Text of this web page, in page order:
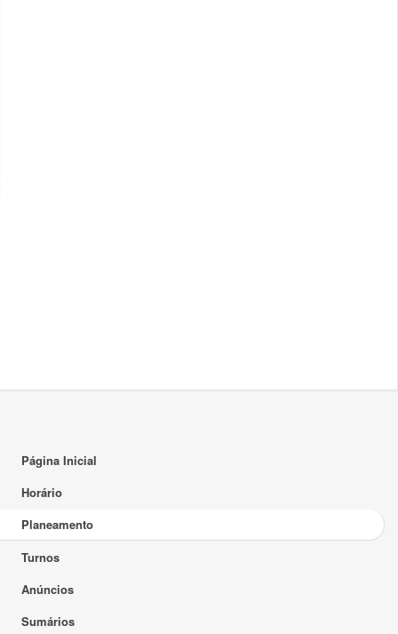
Página Inicial
Horário
Planeamento
Turnos
Anúncios
Sumários